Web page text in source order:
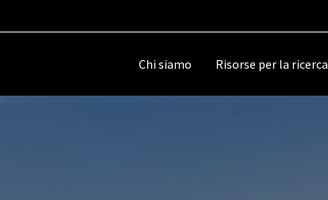
Chi siamo Risorse per la ricerca